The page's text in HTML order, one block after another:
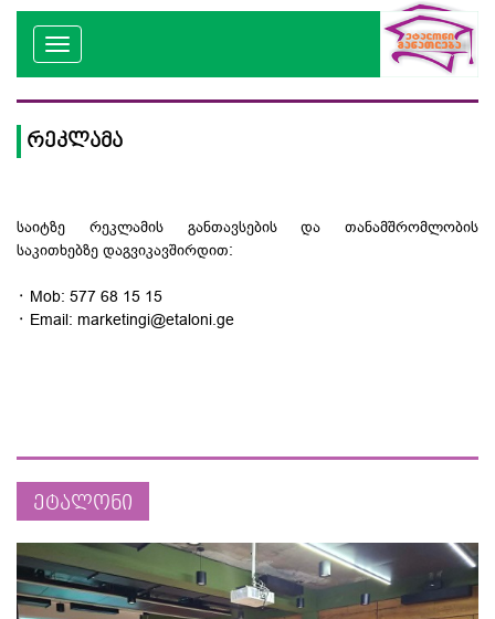
რეკლამა
საიტზე რეკლამის განთავსების და თანამშრომლობის
საკითხებზე დაგვიკავშირდით:
᛫ Mob: 577 68 15 15
᛫ Email: marketingi@etaloni.ge
ეტალონი